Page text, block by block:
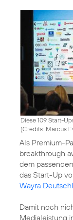
Diese 109 Start-
(Credits: Marcus
Als Premium-
breakthrough
dem passenden
das Start-Up
Wayra
Damit noch
Medialeistung